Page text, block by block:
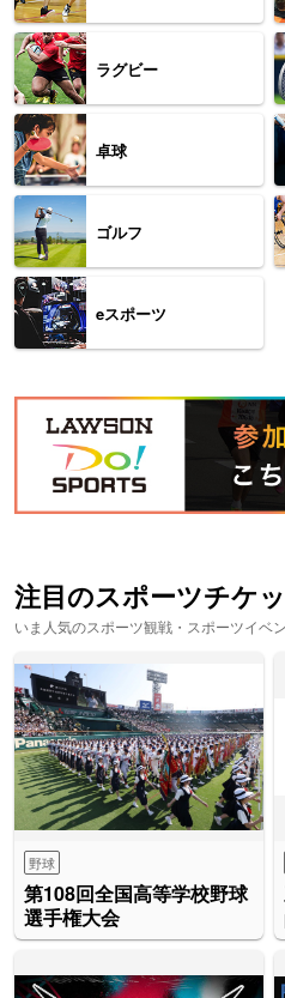
ラグビー
卓球
ゴルフ
eスポーツ
注目のスポーツチケ
いま人気のスポーツ観戦・スポーツイベ
第108回全国高等学校野球
選手権大会
野球